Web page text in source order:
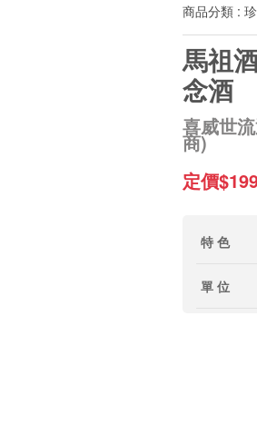
商品分類 :
馬祖
念酒
喜威世
商)
定價
特 色
單 位